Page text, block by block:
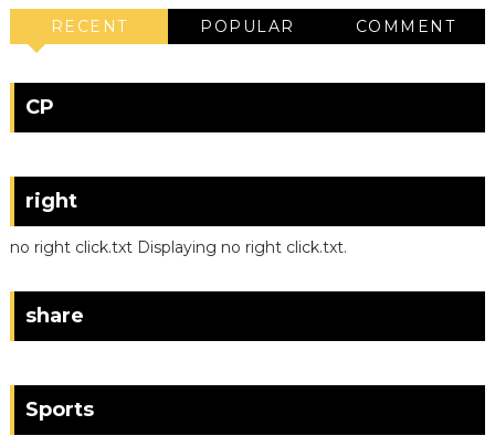
RECENT POPULAR COMMENT
CP
right
no right click.txt Displaying no right click.txt.
share
Sports